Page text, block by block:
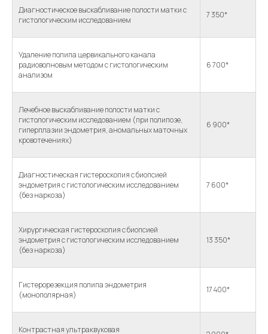
Диагностическое выскабливание полости матки с
гистологическим исследованием
7 350*
Удаление полипа цервикального канала
радиоволновым методом с гистологическим
анализом
6 700*
Лечебное выскабливание полости матки с
гистологическим исследованием (при полипозе,
гиперплазии эндометрия, аномальных маточных
кровотечениях)
6 900*
Диагностическая гистероскопия с биопсией
эндометрия с гистологическим исследованием
(без наркоза)
7 600*
Хирургическая гистероскопия с биопсией
эндометрия с гистологическим исследованием
(без наркоза)
13 350*
Гистерорезекция полипа эндометрия
(монополярная)
17 400*
Контрастная ультраквуковая